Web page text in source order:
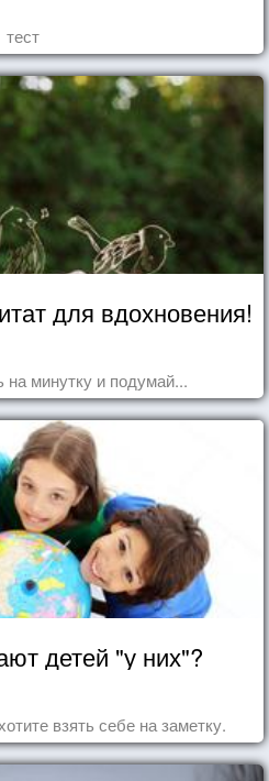
тест
для вдохновения!
на минутку и подумай...
детей "у них"?
взять себе на заметку.